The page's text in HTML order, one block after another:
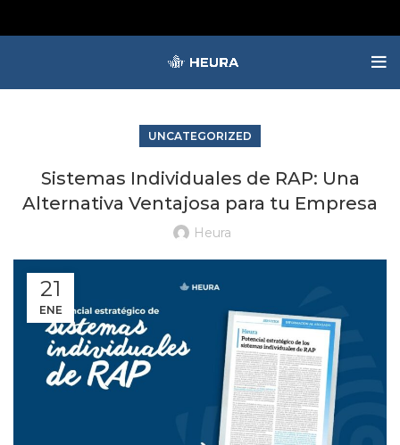
UNCATEGORIZED
Sistemas Individuales de RAP: Una
Alternativa Ventajosa para tu Empresa
Heura
21
ENE